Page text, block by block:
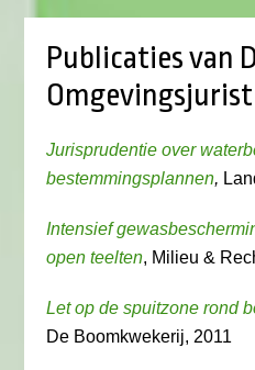
Publicaties van
Jurisprudentie over
bestemmingsplannen,
Intensief
open teelten, Milieu &
Let op de spuitzone rond
De Boomkwekerij, 2011